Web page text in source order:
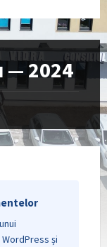
— 2024
și